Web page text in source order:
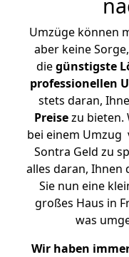
Umzüge können
aber keine
diegünstigste
professionellen
stets daran,
Preisezu bieten.
bei einem Umzug
Sontra Geld zu
alles daran, Ihnen
Sie nun eine
großes Haus in
was
Wir haben